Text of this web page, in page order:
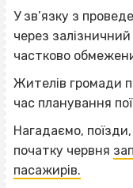
У зв’язку з
через залізничний
частково
Жителів громади
час планування
Нагадаємо,
початку червня
пасажирів.